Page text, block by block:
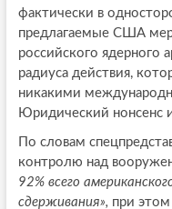
фактически в
предлагаемые США
российского ядерного
радиуса действия,
никакими
Юридический нонсенс
По словам
контролю над
92% всего
сдерживания», при